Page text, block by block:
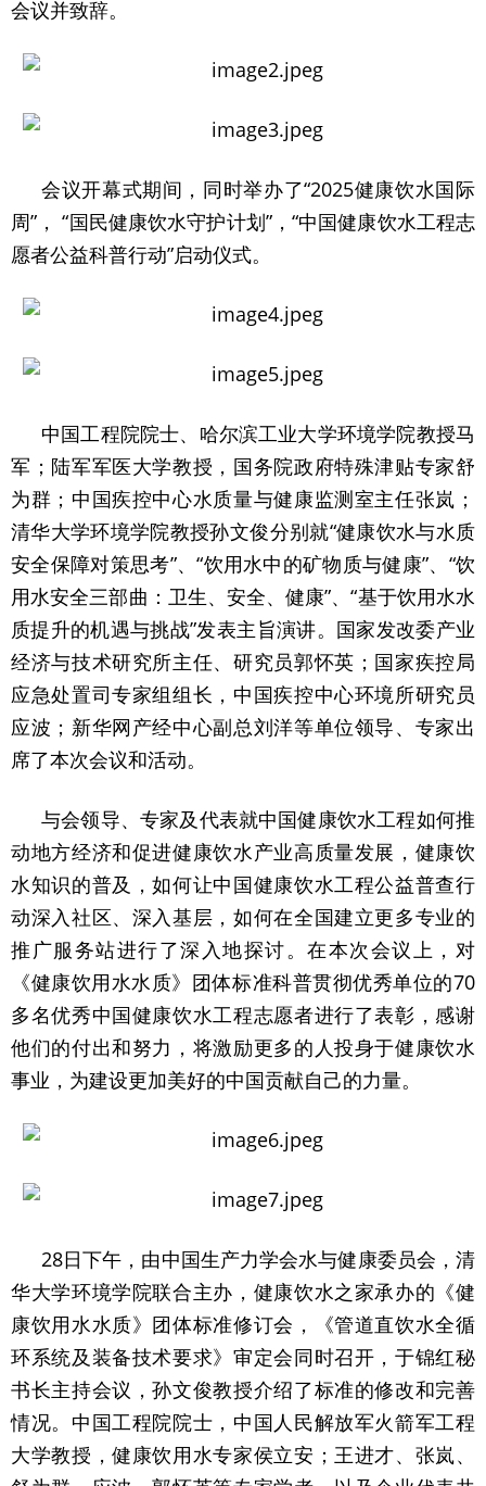
会议并致辞。
会议开幕式期间，同时举办了“2025健康饮水国际
周”， “国民健康饮水守护计划”，“中国健康饮水工程志
愿者公益科普行动”启动仪式。
中国工程院院士、哈尔滨工业大学环境学院教授马
军；陆军军医大学教授，国务院政府特殊津贴专家舒
为群；中国疾控中心水质量与健康监测室主任张岚；
清华大学环境学院教授孙文俊分别就“健康饮水与水质
安全保障对策思考”、“饮用水中的矿物质与健康”、“饮
用水安全三部曲：卫生、安全、健康”、“基于饮用水水
质提升的机遇与挑战”发表主旨演讲。国家发改委产业
经济与技术研究所主任、研究员郭怀英；国家疾控局
应急处置司专家组组长，中国疾控中心环境所研究员
应波；新华网产经中心副总刘洋等单位领导、专家出
席了本次会议和活动。
与会领导、专家及代表就中国健康饮水工程如何推
动地方经济和促进健康饮水产业高质量发展，健康饮
水知识的普及，如何让中国健康饮水工程公益普查行
动深入社区、深入基层，如何在全国建立更多专业的
推广服务站进行了深入地探讨。在本次会议上，对
《健康饮用水水质》团体标准科普贯彻优秀单位的70
多名优秀中国健康饮水工程志愿者进行了表彰，感谢
他们的付出和努力，将激励更多的人投身于健康饮水
事业，为建设更加美好的中国贡献自己的力量。
28日下午，由中国生产力学会水与健康委员会，清
华大学环境学院联合主办，健康饮水之家承办的《健
康饮用水水质》团体标准修订会，《管道直饮水全循
环系统及装备技术要求》审定会同时召开，于锦红秘
书长主持会议，孙文俊教授介绍了标准的修改和完善
情况。中国工程院院士，中国人民解放军火箭军工程
大学教授，健康饮用水专家侯立安；王进才、张岚、